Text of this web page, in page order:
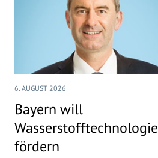
6. AUGUST 2026
Bayern will
Wasserstofftechnologie
fördern